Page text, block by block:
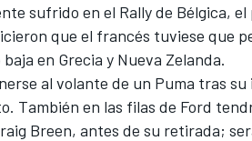
sufrido en el Rally de Bélgica, el
que el francés tuviese que
en Grecia y Nueva Zelanda.
al volante de un Puma tras
También en las filas de Ford
Breen, antes de su retirada;